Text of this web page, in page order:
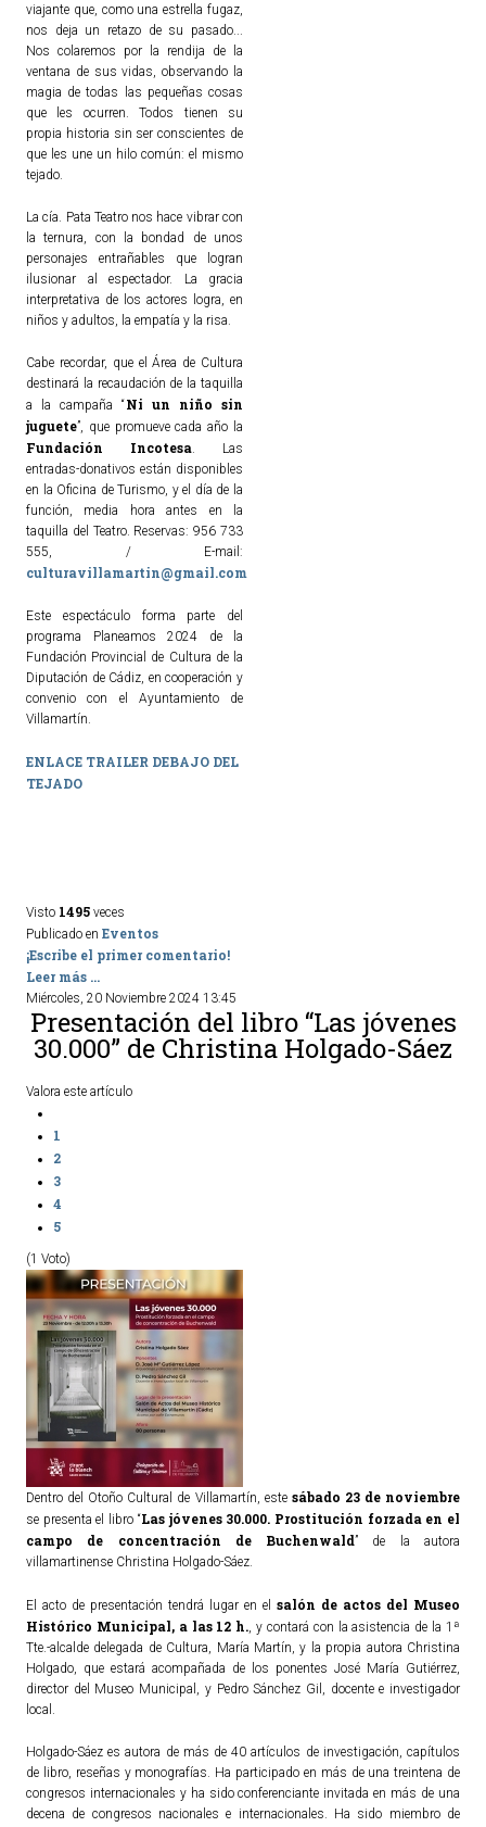
viajante que, como una estrella fugaz,
nos deja un retazo de su pasado...
Nos colaremos por la rendija de la
ventana de sus vidas, observando la
magia de todas las pequeñas cosas
que les ocurren. Todos tienen su
propia historia sin ser conscientes de
que les une un hilo común: el mismo
tejado.
La cía. Pata Teatro nos hace vibrar con
la ternura, con la bondad de unos
personajes entrañables que logran
ilusionar al espectador. La gracia
interpretativa de los actores logra, en
niños y adultos, la empatía y la risa.
Cabe recordar, que el Área de Cultura
destinará la recaudación de la taquilla
a la campaña “Ni un niño sin
juguete”, que promueve cada año la
Fundación Incotesa . Las
entradas-donativos están disponibles
en la Oficina de Turismo, y el día de la
función, media hora antes en la
taquilla del Teatro. Reservas: 956 733
555, / E-mail:
culturavillamartin@gmail.com
Este espectáculo forma parte del
programa Planeamos 2024 de la
Fundación Provincial de Cultura de la
Diputación de Cádiz, en cooperación y
convenio con el Ayuntamiento de
Villamartín.
ENLACE TRAILER DEBAJO DEL
TEJADO
Visto 1495 veces
Publicado en Eventos
¡Escribe el primer comentario!
Leer más ...
Miércoles, 20 Noviembre 2024 13:45
Presentación del libro “Las jóvenes
30.000” de Christina Holgado-Sáez
Valora este artículo
1
2
3
4
5
(1 Voto)
Dentro del Otoño Cultural de Villamartín, este sábado 23 de noviembre
se presenta el libro “Las jóvenes 30.000. Prostitución forzada en el
campo de concentración de Buchenwald” de la autora
villamartinense Christina Holgado-Sáez.
El acto de presentación tendrá lugar en el salón de actos del Museo
Histórico Municipal, a las 12 h., y contará con la asistencia de la 1ª
Tte.-alcalde delegada de Cultura, María Martín, y la propia autora Christina
Holgado, que estará acompañada de los ponentes José María Gutiérrez,
director del Museo Municipal, y Pedro Sánchez Gil, docente e investigador
local.
Holgado-Sáez es autora de más de 40 artículos de investigación, capítulos
de libro, reseñas y monografías. Ha participado en más de una treintena de
congresos internacionales y ha sido conferenciante invitada en más de una
decena de congresos nacionales e internacionales. Ha sido miembro de